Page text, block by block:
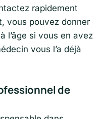
rapidement
vous pouvez donner
l’âge si vous en avez
vous l’a déjà
de